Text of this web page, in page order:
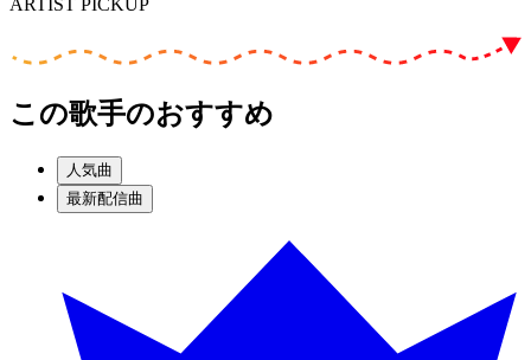
ARTIST PICKUP
この歌手のおすすめ
人気曲
最新配信曲